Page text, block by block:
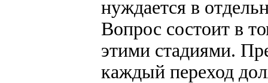
нуждается в
Вопрос состоит в
этими стадиями.
каждый переход